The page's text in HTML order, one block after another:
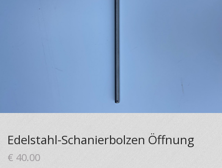
Edelstahl-Schanierbolzen Öffnung
€ 40.00